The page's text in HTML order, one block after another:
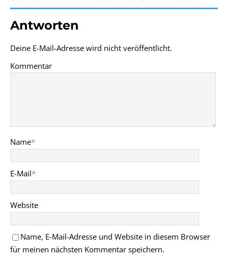
Antworten
Deine E-Mail-Adresse wird nicht veröffentlicht.
Kommentar
Name*
E-Mail*
Website
Name, E-Mail-Adresse und Website in diesem Browser
für meinen nächsten Kommentar speichern.